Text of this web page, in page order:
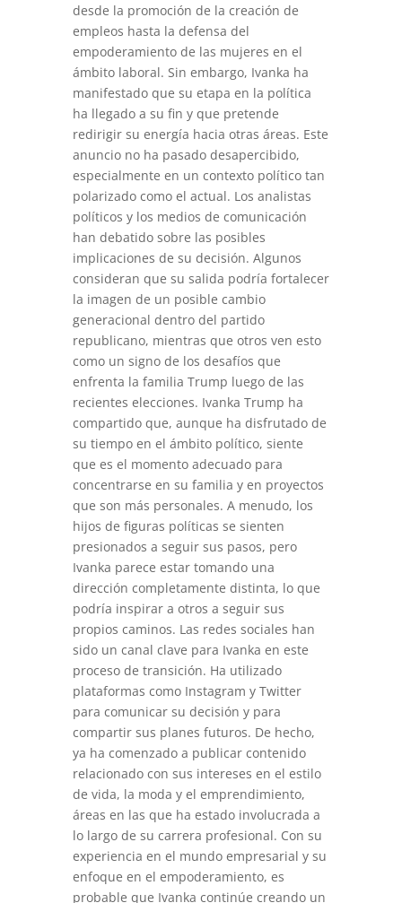
desde la promoción de la creación de
empleos hasta la defensa del
empoderamiento de las mujeres en el
ámbito laboral. Sin embargo, Ivanka ha
manifestado que su etapa en la política
ha llegado a su fin y que pretende
redirigir su energía hacia otras áreas. Este
anuncio no ha pasado desapercibido,
especialmente en un contexto político tan
polarizado como el actual. Los analistas
políticos y los medios de comunicación
han debatido sobre las posibles
implicaciones de su decisión. Algunos
consideran que su salida podría fortalecer
la imagen de un posible cambio
generacional dentro del partido
republicano, mientras que otros ven esto
como un signo de los desafíos que
enfrenta la familia Trump luego de las
recientes elecciones. Ivanka Trump ha
compartido que, aunque ha disfrutado de
su tiempo en el ámbito político, siente
que es el momento adecuado para
concentrarse en su familia y en proyectos
que son más personales. A menudo, los
hijos de figuras políticas se sienten
presionados a seguir sus pasos, pero
Ivanka parece estar tomando una
dirección completamente distinta, lo que
podría inspirar a otros a seguir sus
propios caminos. Las redes sociales han
sido un canal clave para Ivanka en este
proceso de transición. Ha utilizado
plataformas como Instagram y Twitter
para comunicar su decisión y para
compartir sus planes futuros. De hecho,
ya ha comenzado a publicar contenido
relacionado con sus intereses en el estilo
de vida, la moda y el emprendimiento,
áreas en las que ha estado involucrada a
lo largo de su carrera profesional. Con su
experiencia en el mundo empresarial y su
enfoque en el empoderamiento, es
probable que Ivanka continúe creando un